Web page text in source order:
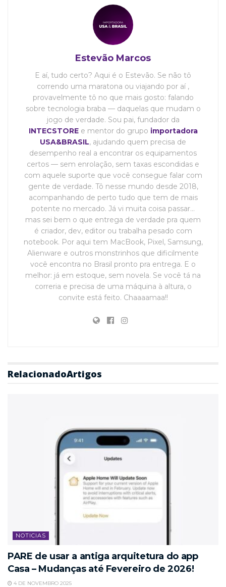
Estevão Marcos
E aí, tudo certo? Aqui é o Estevão. Se não tô
correndo uma maratona ou viajando por aí ,
provavelmente tô no que mais gosto: falando
sobre tecnologia braba — daquelas que mudam o
jogo de verdade. Sou pai, fundador da
INTECSTOREe mentor do grupo importadora
USA&BRASIL, ajudando quem precisa de
desempenho real a encontrar os equipamentos
certos — sem enrolação, sem taxas escondidas e
com aquele suporte que você consegue falar com
gente de verdade. Tô nesse mundo desde 2018,
acompanhando de perto tudo que tem de mais
potente no mercado. Já vi muita coisa passar…
mas sei bem o que entrega de verdade pra quem
é criador, dev, editor ou trabalha pesado com
notebook. Por aqui tem MacBook, Pixel, Samsung,
Alienware e outros monstrinhos que dificilmente
você encontra no Brasil pronto pra entrega. E o
melhor: já em estoque, sem novela. Se você tá na
correria e precisa de uma máquina à altura, o
convite está feito. Chaaaamaa!!
RelacionadoArtigos
NOTICIAS
PARE de usar a antiga arquitetura do app
Casa – Mudanças até Fevereiro de 2026!
4 DE NOVEMBRO 2025